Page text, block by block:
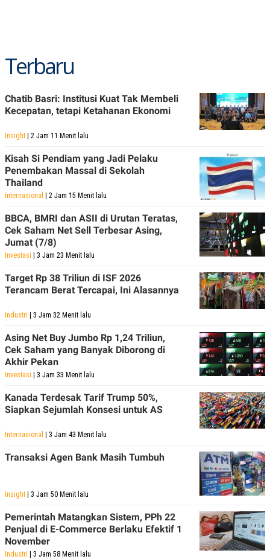
Terbaru
Chatib Basri: Institusi Kuat Tak Membeli
Kecepatan, tetapi Ketahanan Ekonomi
Insight | 2 Jam 11 Menit lalu
Kisah Si Pendiam yang Jadi Pelaku
Penembakan Massal di Sekolah
Thailand
Internasional | 2 Jam 15 Menit lalu
BBCA, BMRI dan ASII di Urutan Teratas,
Cek Saham Net Sell Terbesar Asing,
Jumat (7/8)
Investasi | 3 Jam 23 Menit lalu
Target Rp 38 Triliun di ISF 2026
Terancam Berat Tercapai, Ini Alasannya
Industri | 3 Jam 32 Menit lalu
Asing Net Buy Jumbo Rp 1,24 Triliun,
Cek Saham yang Banyak Diborong di
Akhir Pekan
Investasi | 3 Jam 33 Menit lalu
Kanada Terdesak Tarif Trump 50%,
Siapkan Sejumlah Konsesi untuk AS
Internasional | 3 Jam 43 Menit lalu
Transaksi Agen Bank Masih Tumbuh
Insight | 3 Jam 50 Menit lalu
Pemerintah Matangkan Sistem, PPh 22
Penjual di E-Commerce Berlaku Efektif 1
November
Industri | 3 Jam 58 Menit lalu